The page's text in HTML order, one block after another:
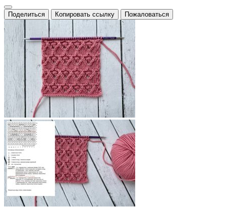
Поделиться Копировать ссылку Пожаловаться